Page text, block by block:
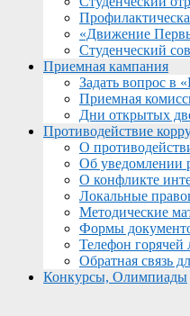
«Движение
Студенческий
Приемная кампания
Задать вопрос в
Приемная
Дни открытых
Противодействие
О
Об уведомлении
О конфликте
Локальные
Методические
Формы
Телефон горячей
Обратная связь
Конкурсы, Олимпиады